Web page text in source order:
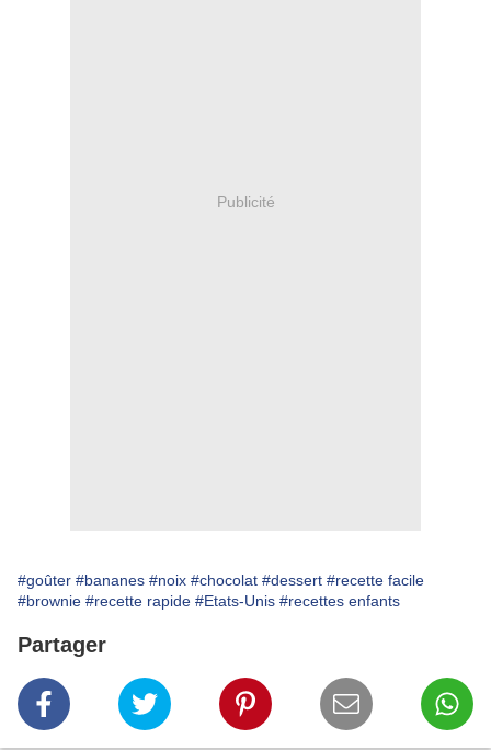
Publicité
#goûter #bananes #noix #chocolat #dessert #recette facile
#brownie #recette rapide #Etats-Unis #recettes enfants
Partager